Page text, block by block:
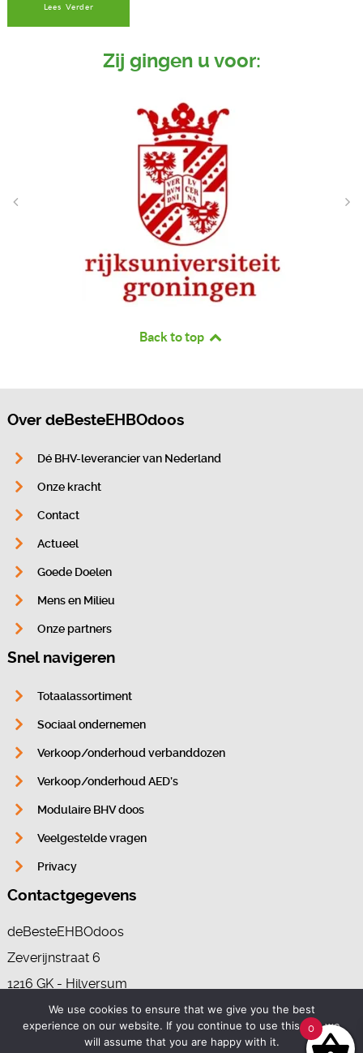
Lees Verder
Zij gingen u voor:
Back to top
Over deBesteEHBOdoos
Dé BHV-leverancier van Nederland
Onze kracht
Contact
Actueel
Goede Doelen
Mens en Milieu
Onze partners
Snel navigeren
Totaalassortiment
Sociaal ondernemen
Verkoop/onderhoud verbanddozen
Verkoop/onderhoud AED’s
Modulaire BHV doos
Veelgestelde vragen
Privacy
Contactgegevens
deBesteEHBOdoos
Zeverijnstraat 6
1216 GK - Hilversum
035-7370265 0
We use cookies to ensure that we give you the best
experience on our website. If you continue to use this site we
will assume that you are happy with it.